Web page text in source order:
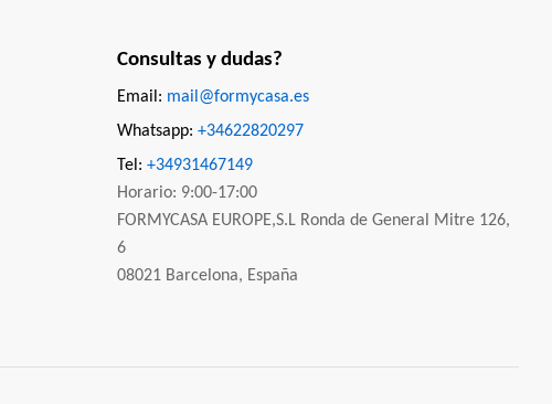
Consultas y dudas?
Email: mail@formycasa.es
Whatsapp: +34622820297
Tel: +34931467149
Horario: 9:00-17:00
FORMYCASA EUROPE,S.L Ronda de General Mitre 126,
6
08021 Barcelona, España